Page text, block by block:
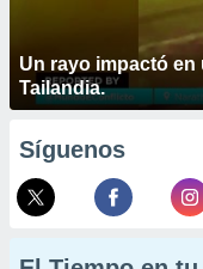
Un rayo impactó
Tailandia.
Síguenos